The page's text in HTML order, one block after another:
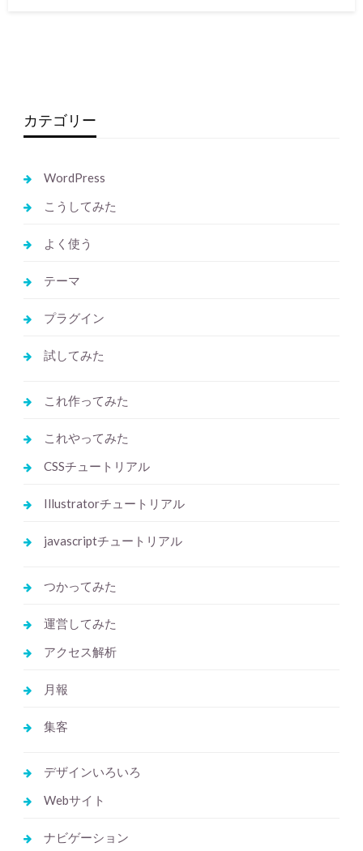
カテゴリー
WordPress
こうしてみた
よく使う
テーマ
プラグイン
試してみた
これ作ってみた
これやってみた
CSSチュートリアル
Illustratorチュートリアル
javascriptチュートリアル
つかってみた
運営してみた
アクセス解析
月報
集客
デザインいろいろ
Webサイト
ナビゲーション